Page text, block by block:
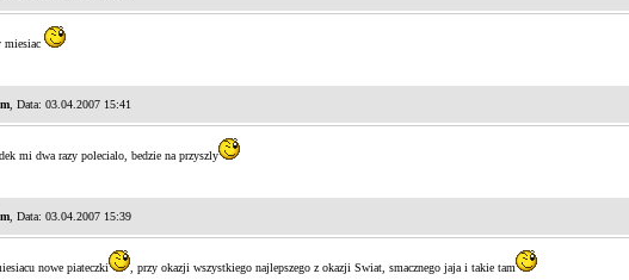
miesiac
, Data: 03.04.2007 15:41
mi dwa razy polecialo, bedzie na przyszly
, Data: 03.04.2007 15:39
nowe piateczki , przy okazji wszystkiego najlepszego z okazji Swiat, smacznego jaja i takie tam